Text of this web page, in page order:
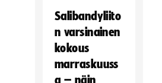
Salibandyliito
n varsinainen
kokous
marraskuuss
a – näin